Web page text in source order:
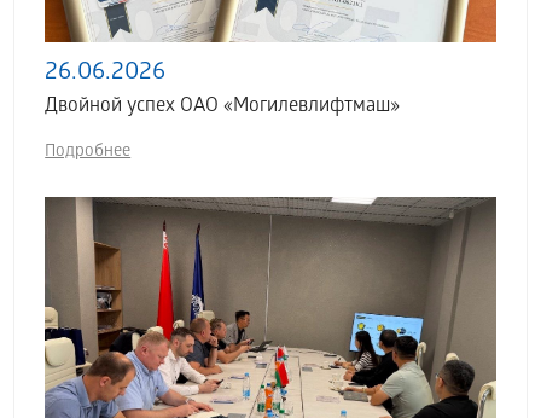
26.06.2026
Двойной успех ОАО «Могилевлифтмаш»
Подробнее